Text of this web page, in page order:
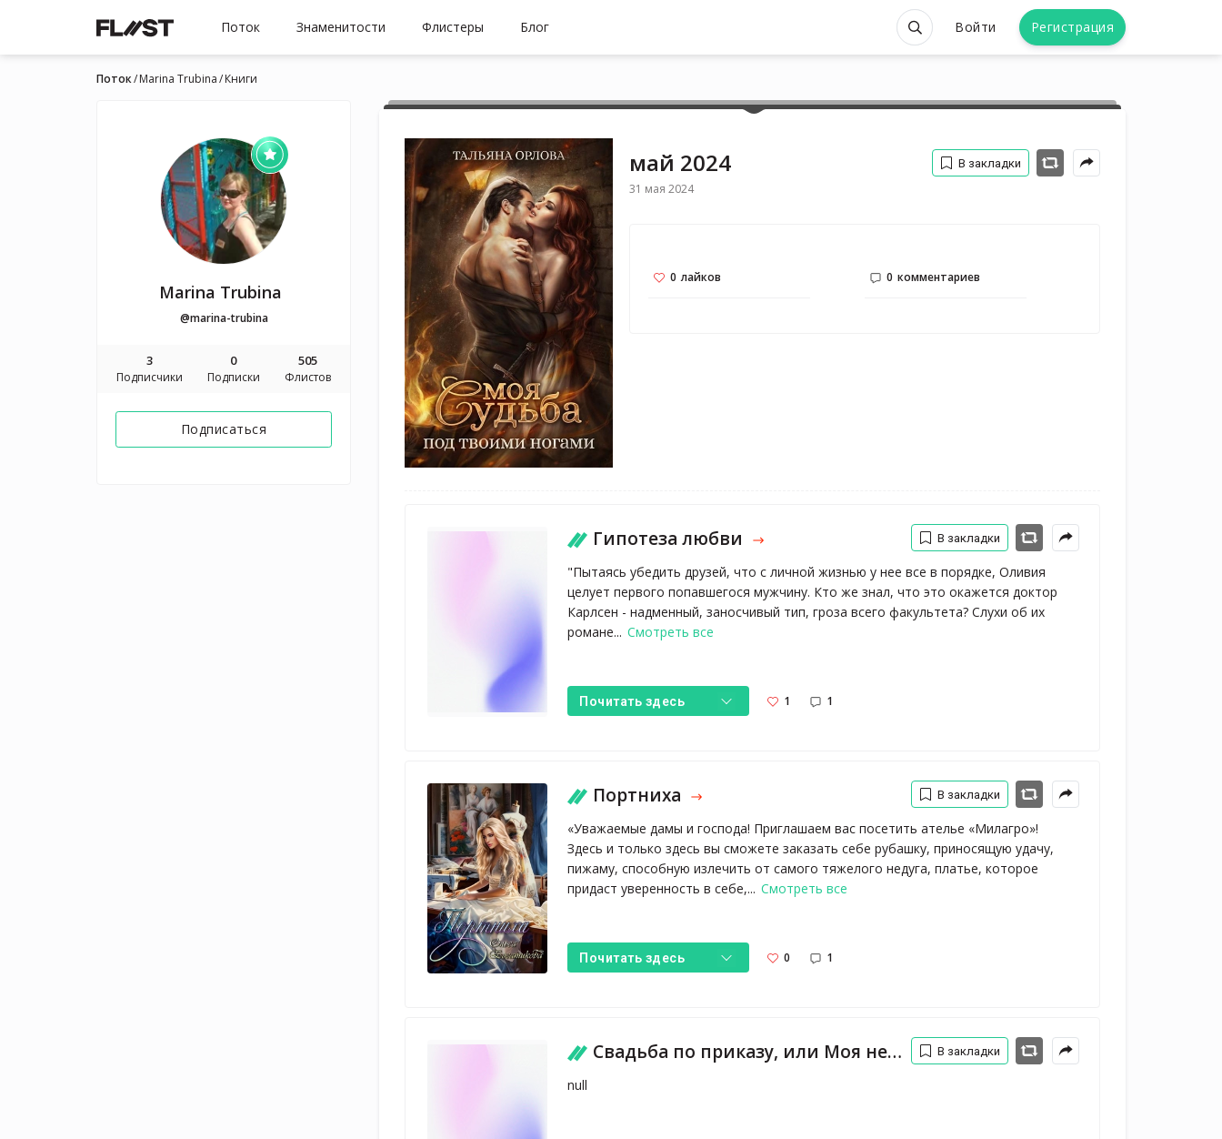
Поток Знаменитости Флистеры Блог Войти Регистрация
Поток Marina Trubina Книги
Marina Trubina
@marina-trubina
3
Подписчики
0
Подписки
505
Флистов
Подписаться
май 2024
31 мая 2024
0 лайков 0 комментариев
В закладки
Гипотеза любви
"Пытаясь убедить друзей, что с личной жизнью у нее все в порядке, Оливия
целует первого попавшегося мужчину. Кто же знал, что это окажется доктор
Карлсен - надменный, заносчивый тип, гроза всего факультета? Слухи об их
романе... Смотреть все
Почитать здесь 1 1
В закладки
Портниха
«Уважаемые дамы и господа! Приглашаем вас посетить ателье «Милагро»!
Здесь и только здесь вы сможете заказать себе рубашку, приносящую удачу,
пижаму, способную излечить от самого тяжелого недуга, платье, которое
придаст уверенность в себе,... Смотреть все
Почитать здесь 0 1
В закладки
Свадьба по приказу, или Моя непокорная княжна
null
В закладки